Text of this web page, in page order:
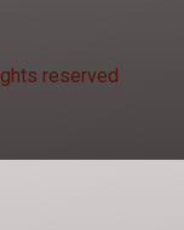
reserved